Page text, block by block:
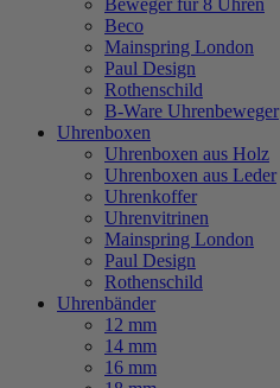
Beweger für 8 Uhren
Beco
Mainspring London
Paul Design
Rothenschild
B-Ware Uhrenbeweger
Uhrenboxen
Uhrenboxen aus Holz
Uhrenboxen aus Leder
Uhrenkoffer
Uhrenvitrinen
Mainspring London
Paul Design
Rothenschild
Uhrenbänder
12 mm
14 mm
16 mm